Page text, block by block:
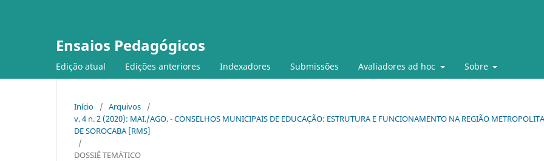
Ensaios Pedagógicos
Edição atual Edições anteriores Indexadores Submissões Avaliadores ad hoc Sobre
Início / Arquivos
/
v. 4 n. 2 (2020): MAI./AGO. - CONSELHOS MUNICIPAIS DE EDUCAÇÃO: ESTRUTURA E FUNCIONAMENTO NA REGIÃO
DE SOROCABA [RMS]
/
DOSSIÊ TEMÁTICO